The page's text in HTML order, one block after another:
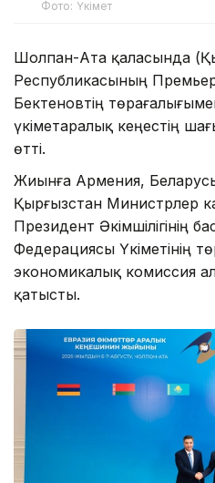
Фото: Үкімет
Шолпан-Ата қаласында
Республикасының
Бектеновтің
үкіметаралық кеңестің
өтті.
Жиынға Армения,
Қырғызстан Министрлер
Президент Әкімшілігінің
Федерациясы Үкіметінің
экономикалық комиссия
қатысты.